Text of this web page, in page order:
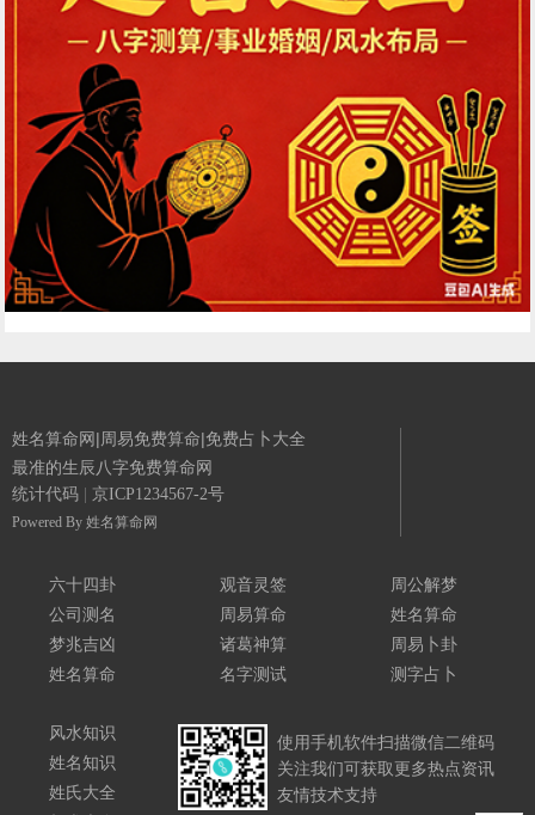
姓名算命网|周易免费算命|免费占卜大全
最准的生辰八字免费算命网
统计代码 京ICP1234567-2号
Powered By 姓名算命网
六十四卦
公司测名
梦兆吉凶
姓名算命
观音灵签
周易算命
诸葛神算
名字测试
周公解梦
姓名算命
周易卜卦
测字占卜
风水知识
姓名知识
姓氏大全
使用手机软件扫描微信二维码
关注我们可获取更多热点资讯
友情技术支持